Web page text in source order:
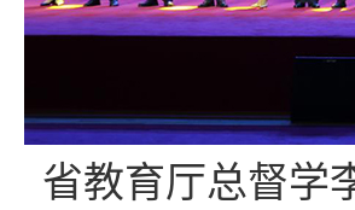
省教育厅总督学